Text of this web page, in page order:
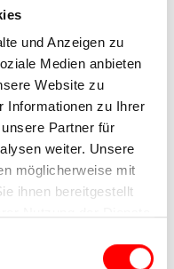
und Anzeigen zu
Medien anbieten
Website zu
Informationen zu Ihrer
Partner für
weiter. Unsere
möglicherweise mit
ihnen bereitgestellt
und
sind. Wahrzeichen
auf einem Hügel
Windmühle. Sie ist
sichtbar und
Mühlen-Geschichte.
wird Sie der
Wohnungskomplex
ca. 40 km